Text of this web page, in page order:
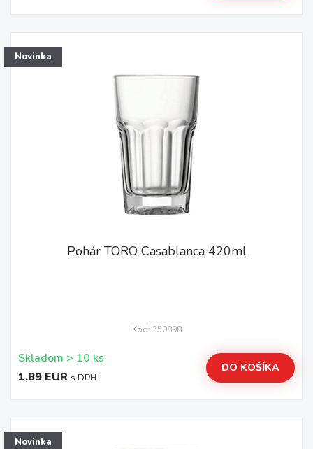
Novinka
Pohár TORO Casablanca 420ml
Kód: 350898
Skladom > 10 ks
1,89 EUR s DPH
DO KOŠÍKA
Novinka